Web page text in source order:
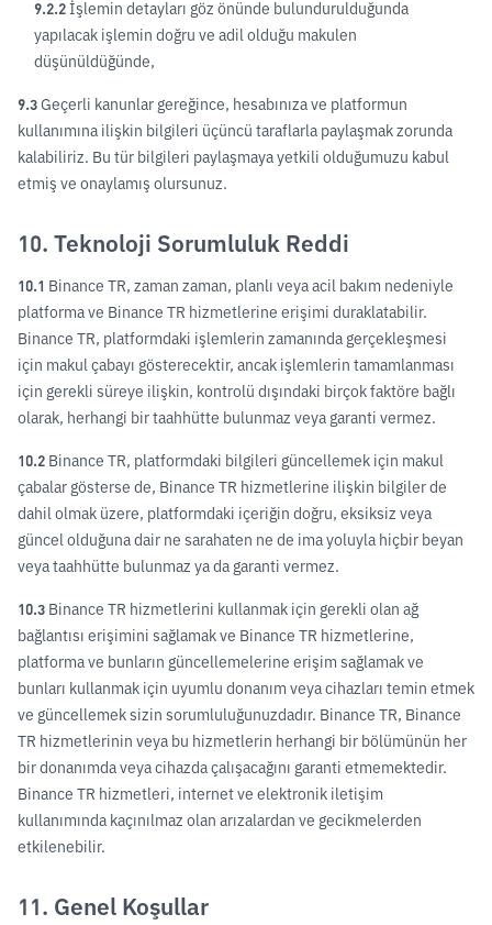
9.2.2İşlemin detayları göz önünde bulundurulduğunda
yapılacak işlemin doğru ve adil olduğu makulen
düşünüldüğünde,
9.3Geçerli kanunlar gereğince, hesabınıza ve platformun
kullanımına ilişkin bilgileri üçüncü taraflarla paylaşmak zorunda
kalabiliriz. Bu tür bilgileri paylaşmaya yetkili olduğumuzu kabul
etmiş ve onaylamış olursunuz.
10. Teknoloji Sorumluluk Reddi
10.1 Binance TR, zaman zaman, planlı veya acil bakım nedeniyle
platforma ve Binance TR hizmetlerine erişimi duraklatabilir.
Binance TR, platformdaki işlemlerin zamanında gerçekleşmesi
için makul çabayı gösterecektir, ancak işlemlerin tamamlanması
için gerekli süreye ilişkin, kontrolü dışındaki birçok faktöre bağlı
olarak, herhangi bir taahhütte bulunmaz veya garanti vermez.
10.2 Binance TR, platformdaki bilgileri güncellemek için makul
çabalar gösterse de, Binance TR hizmetlerine ilişkin bilgiler de
dahil olmak üzere, platformdaki içeriğin doğru, eksiksiz veya
güncel olduğuna dair ne sarahaten ne de ima yoluyla hiçbir beyan
veya taahhütte bulunmaz ya da garanti vermez.
10.3 Binance TR hizmetlerini kullanmak için gerekli olan ağ
bağlantısı erişimini sağlamak ve Binance TR hizmetlerine,
platforma ve bunların güncellemelerine erişim sağlamak ve
bunları kullanmak için uyumlu donanım veya cihazları temin etmek
ve güncellemek sizin sorumluluğunuzdadır. Binance TR, Binance
TR hizmetlerinin veya bu hizmetlerin herhangi bir bölümünün her
bir donanımda veya cihazda çalışacağını garanti etmemektedir.
Binance TR hizmetleri, internet ve elektronik iletişim
kullanımında kaçınılmaz olan arızalardan ve gecikmelerden
etkilenebilir.
11. Genel Koşullar